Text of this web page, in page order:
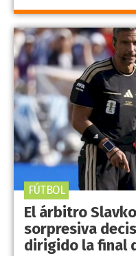
El árbitro
sorpresiva
dirigido la final
FÚTBOL